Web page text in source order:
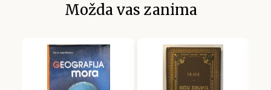
Možda vas zanima